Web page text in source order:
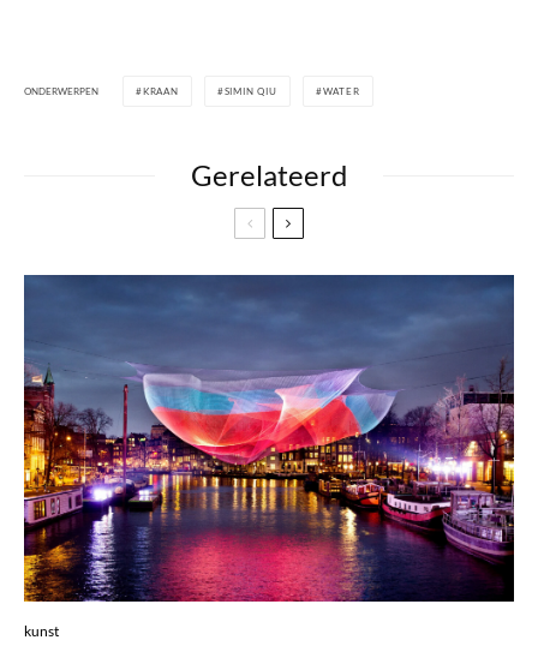
ONDERWERPEN KRAAN SIMIN QIU WATER
Gerelateerd
kunst